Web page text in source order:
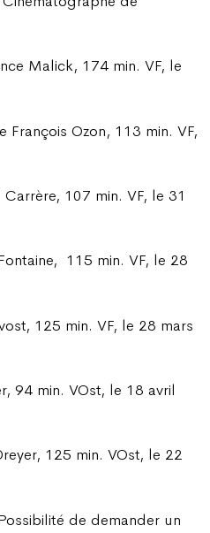
Malick, 174 min. VF, le
François Ozon, 113 min. VF,
Carrère, 107 min. VF, le 31
115 min. VF, le 28
125 min. VF, le 28 mars
94 min. VOst, le 18 avril
125 min. VOst, le 22
de demander un